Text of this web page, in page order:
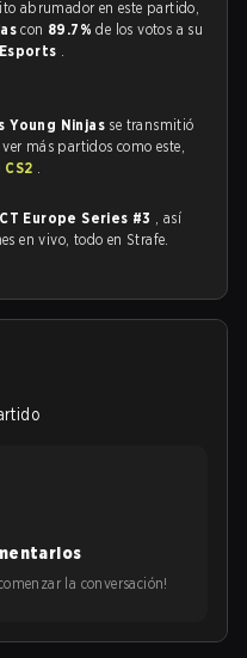
abrumador en este partido,
con 89.7%de los votos a su
.
Young Ninjas se transmitió
más partidos como este,
.
Europe Series #3 , así
en vivo, todo en Strafe.
la conversación!